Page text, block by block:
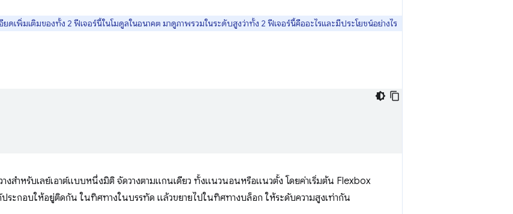
อียดเพิ่มเติมของทั้ง 2 ฟีเจอร์นี้ในโมดูลในอนาคต มาดูภาพรวมในระดับสูงว่าทั้ง 2 ฟีเจอร์นี้คืออะไรและมีประโยชน์อย่างไร
างสำหรับเลย์เอาต์แบบหนึ่งมิติ จัดวางตามแกนเดียว ทั้งแนวนอนหรือแนวตั้ง โดยค่าเริ่มต้น Flexbox
ประกอบให้อยู่ติดกัน ในทิศทางในบรรทัด แล้วขยายไปในทิศทางบล็อก ให้ระดับความสูงเท่ากัน